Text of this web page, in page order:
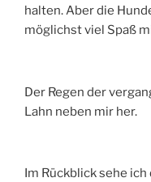
halten. Aber die
möglichst viel Spaß
Der Regen der
Lahn neben mir her.
Im Rückblick sehe